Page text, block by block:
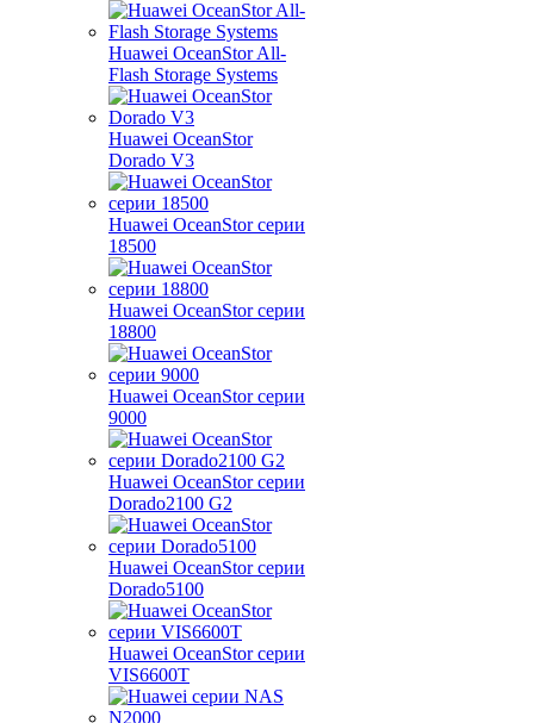
Huawei OceanStor All-
Flash Storage Systems
Huawei OceanStor
Dorado V3
Huawei OceanStor серии
18500
Huawei OceanStor серии
18800
Huawei OceanStor серии
9000
Huawei OceanStor серии
Dorado2100 G2
Huawei OceanStor серии
Dorado5100
Huawei OceanStor серии
VIS6600T